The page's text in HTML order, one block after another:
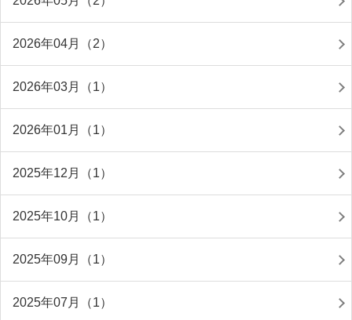
2026年04月（2）
2026年03月（1）
2026年01月（1）
2025年12月（1）
2025年10月（1）
2025年09月（1）
2025年07月（1）